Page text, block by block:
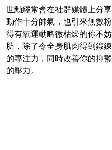
世勳經常會在社群媒體上分
動作十分帥氣，也引來無數
得有氧運動略微枯燥的你不
肪，除了令全身肌肉得到鍛
的專注力，同時改善你的抑
的壓力。